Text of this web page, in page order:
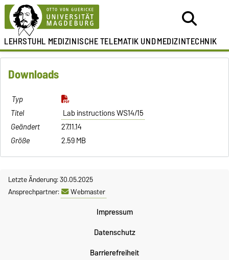
LEHRSTUHL MEDIZINISCHE TELEMATIK UNDMEDIZINTECHNIK
Downloads
Lab instructions WS14/15
27.11.14
2.59 MB
Letzte Änderung: 30.05.2025
Ansprechpartner:
Webmaster
Impressum
Datenschutz
Barrierefreiheit